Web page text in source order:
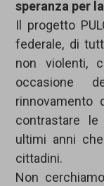
speranza per
Il progetto
federale, di
non violenti,
occasione
rinnovamento
contrastare
ultimi anni
cittadini.
Non